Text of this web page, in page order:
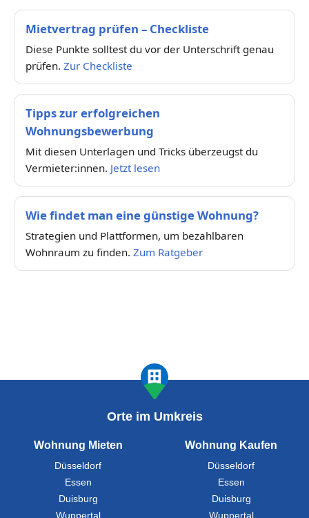
Mietvertrag prüfen – Checkliste
Diese Punkte solltest du vor der Unterschrift genau
prüfen. Zur Checkliste
Tipps zur erfolgreichen
Wohnungsbewerbung
Mit diesen Unterlagen und Tricks überzeugst du
Vermieter:innen. Jetzt lesen
Wie findet man eine günstige Wohnung?
Strategien und Plattformen, um bezahlbaren
Wohnraum zu finden. Zum Ratgeber
Orte im Umkreis
Wohnung Mieten
Düsseldorf
Essen
Duisburg
Wuppertal
Wohnung Kaufen
Düsseldorf
Essen
Duisburg
Wuppertal